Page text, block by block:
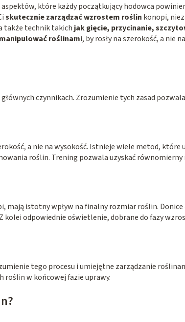
które każdy początkujący hodowca
skutecznie zarządzać wzrostem roślin konopi,
także technik takich jak gięcie, przycinanie,
roślinami, by rosły na szerokość, a nie
czynnikach. Zrozumienie tych zasad
a nie na wysokość. Istnieje wiele metod,
roślin. Trening pozwala uzyskać
istotny wpływ na finalny rozmiar roślin.
odpowiednie oświetlenie, dobrane do fazy
tego procesu i umiejętne zarządzanie
roślin w końcowej fazie uprawy.